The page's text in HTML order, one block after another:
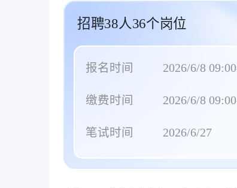
招聘38人36个岗位
报名时间 2026/6/8
缴费时间 2026/6/8
笔试时间 2026/6/27